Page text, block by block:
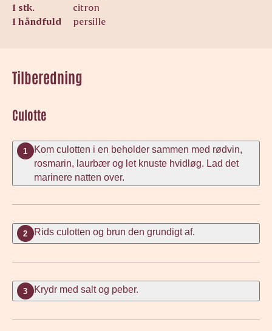
1 stk.
citron
1 håndfuld
persille
Tilberedning
Culotte
1
Kom culotten i en beholder sammen med rødvin,
rosmarin, laurbær og let knuste hvidløg. Lad det
marinere natten over.
2 Rids culotten og brun den grundigt af.
3 Krydr med salt og peber.